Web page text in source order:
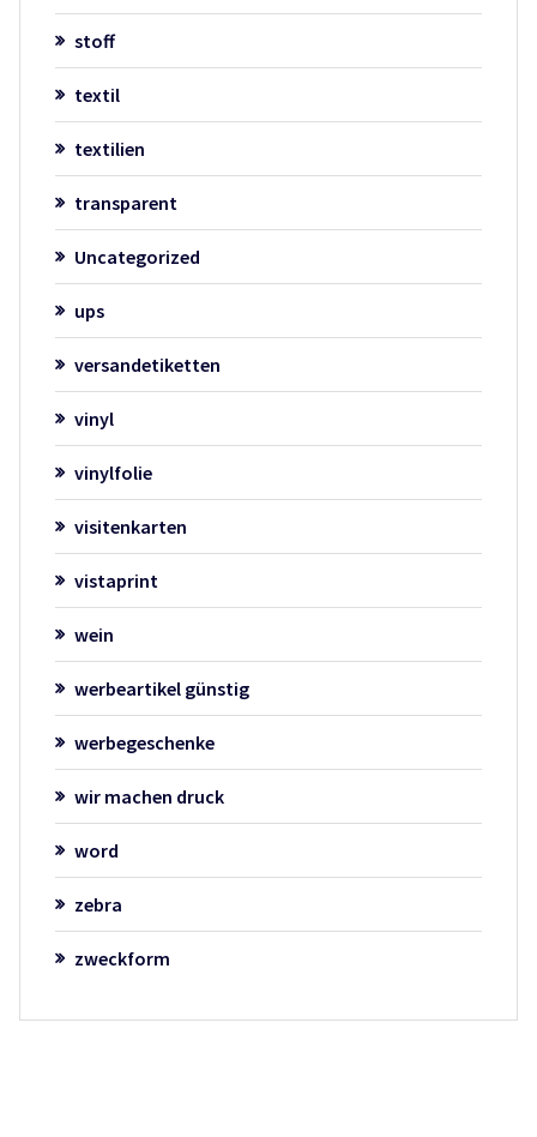
stoff
textil
textilien
transparent
Uncategorized
ups
versandetiketten
vinyl
vinylfolie
visitenkarten
vistaprint
wein
werbeartikel günstig
werbegeschenke
wir machen druck
word
zebra
zweckform